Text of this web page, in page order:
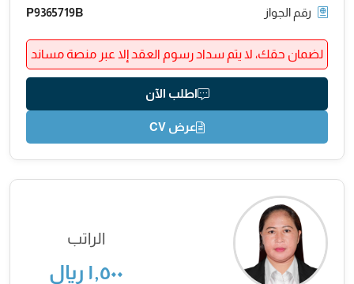
رقم الجواز P9365719B
لضمان حقك، لا يتم سداد رسوم العقد إلا عبر منصة مساند
اطلب الآن
عرض CV
الراتب
١,٥٠٠ ريال